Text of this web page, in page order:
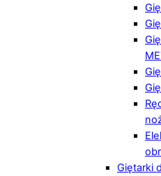
Giętarki